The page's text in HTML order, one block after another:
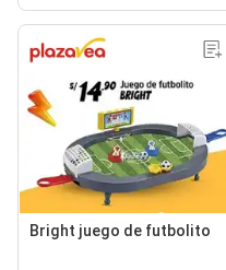
Bright juego de futbolito